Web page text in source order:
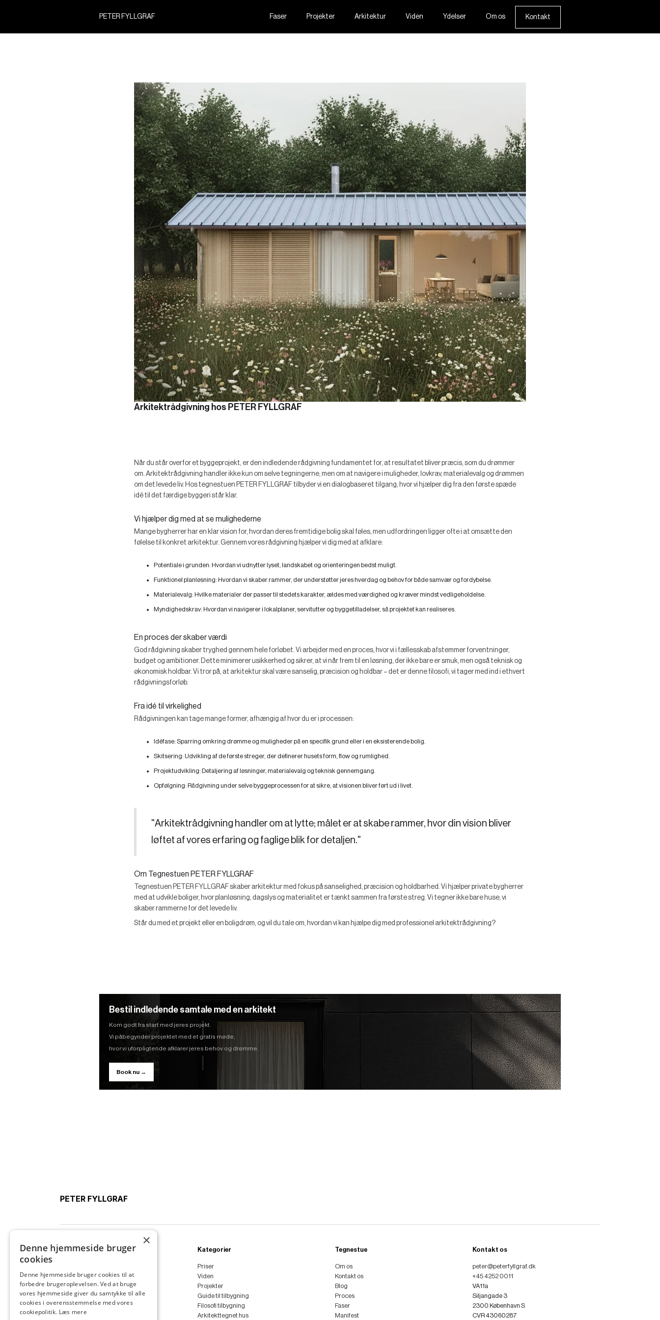
PETER FYLLGRAF Faser Projekter Arkitektur Viden Ydelser Om os Kontakt
Arkitektrådgivning hos PETER FYLLGRAF
Når du står overfor et byggeprojekt, er den indledende rådgivning fundamentet for, at resultatet bliver præcis, som du drømmer
om. Arkitektrådgivning handler ikke kun om selve tegningerne, men om at navigere i muligheder, lovkrav, materialevalg og drømmen
om det levede liv. Hos tegnestuen PETER FYLLGRAF tilbyder vi en dialogbaseret tilgang, hvor vi hjælper dig fra den første spæde
idé til det færdige byggeri står klar.
Vi hjælper dig med at se mulighederne
Mange bygherrer har en klar vision for, hvordan deres fremtidige bolig skal føles, men udfordringen ligger ofte i at omsætte den
følelse til konkret arkitektur. Gennem vores rådgivning hjælper vi dig med at afklare:
Potentiale i grunden: Hvordan vi udnytter lyset, landskabet og orienteringen bedst muligt.
Funktionel planløsning: Hvordan vi skaber rammer, der understøtter jeres hverdag og behov for både samvær og fordybelse.
Materialevalg: Hvilke materialer der passer til stedets karakter, ældes med værdighed og kræver mindst vedligeholdelse.
Myndighedskrav: Hvordan vi navigerer i lokalplaner, servitutter og byggetilladelser, så projektet kan realiseres.
En proces der skaber værdi
God rådgivning skaber tryghed gennem hele forløbet. Vi arbejder med en proces, hvor vi i fællesskab afstemmer forventninger,
budget og ambitioner. Dette minimerer usikkerhed og sikrer, at vi når frem til en løsning, der ikke bare er smuk, men også teknisk og
økonomisk holdbar. Vi tror på, at arkitektur skal være sanselig, præcision og holdbar – det er denne filosofi, vi tager med ind i ethvert
rådgivningsforløb.
Fra idé til virkelighed
Rådgivningen kan tage mange former, afhængig af hvor du er i processen:
Idéfase: Sparring omkring drømme og muligheder på en specifik grund eller i en eksisterende bolig.
Skitsering: Udvikling af de første streger, der definerer husets form, flow og rumlighed.
Projektudvikling: Detaljering af løsninger, materialevalg og teknisk gennemgang.
Opfølgning: Rådgivning under selve byggeprocessen for at sikre, at visionen bliver ført ud i livet.
"Arkitektrådgivning handler om at lytte; målet er at skabe rammer, hvor din vision bliver
løftet af vores erfaring og faglige blik for detaljen."
Om Tegnestuen PETER FYLLGRAF
Tegnestuen PETER FYLLGRAF skaber arkitektur med fokus på sanselighed, præcision og holdbarhed. Vi hjælper private bygherrer
med at udvikle boliger, hvor planløsning, dagslys og materialitet er tænkt sammen fra første streg. Vi tegner ikke bare huse; vi
skaber rammerne for det levede liv.
Står du med et projekt eller en boligdrøm, og vil du tale om, hvordan vi kan hjælpe dig med professionel arkitektrådgivning?
Bestil indledende samtale med en arkitekt
Kom godt fra start med jeres projekt.
Vi påbegynder projektet med et gratis møde,
hvor vi uforpligtende afklarer jeres behov og drømme.
Book nu →
PETER FYLLGRAF
Ydelser
Sommerhus
Anneks
Tilbygning
Ombygning
Renovering
Kategorier
Priser
Viden
Projekter
Guide til tilbygning
Filosofi tilbygning
Arkitekttegnet hus
Tegnestue
Om os
Kontakt os
Blog
Proces
Faser
Manifest
Kontakt os
peter@peterfyllgraf.dk
+45 4252 0011
VA11a
Siljangade 3
2300 København S
CVR 43060287
×
Denne hjemmeside bruger
cookies
Denne hjemmeside bruger cookies til at
forbedre brugeroplevelsen. Ved at bruge
vores hjemmeside giver du samtykke til alle
cookies i overensstemmelse med vores
cookiepolitik. Læs mere